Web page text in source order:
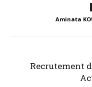
Aminata
Recrutement